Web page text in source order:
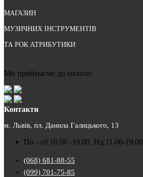
МАГАЗИН
МУЗИЧНИХ ІНСТРУМЕНТІВ
ТА РОК АТРИБУТИКИ
Ми приймаємо до оплати:
Контакти
м. Львів, пл. Данила Галицького, 13
Пн - сб 10.00 -19.00, Нд 11.00-19.00
(068) 681-88-55
(099) 701-75-85